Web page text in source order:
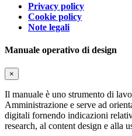
Privacy policy
Cookie policy
Note legali
Manuale operativo di design
×
Il manuale è uno strumento di
Amministrazione e serve ad
digitali fornendo indicazioni
research, al content design e alla